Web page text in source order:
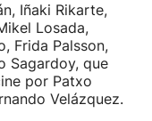
Iñaki Rikarte,
Losada,
Frida Palsson,
Sagardoy, que
por Patxo
Velázquez.